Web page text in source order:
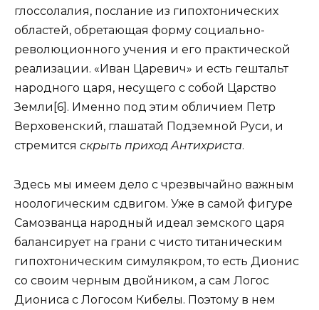
глоссолалия, послание из гипохтонических
областей, обретающая форму социально-
революционного учения и его практической
реализации. «Иван Царевич» и есть гештальт
народного царя, несущего с собой Царство
Земли[6]. Именно под этим обличием Петр
Верховенский, глашатай Подземной Руси, и
стремится скрыть приход Антихриста.
Здесь мы имеем дело с чрезвычайно важным
ноологическим сдвигом. Уже в самой фигуре
Самозванца народный идеал земского царя
балансирует на грани с чисто титаническим
гипохтоническим симулякром, то есть Дионис
со своим черным двойником, а сам Логос
Диониса с Логосом Кибелы. Поэтому в нем